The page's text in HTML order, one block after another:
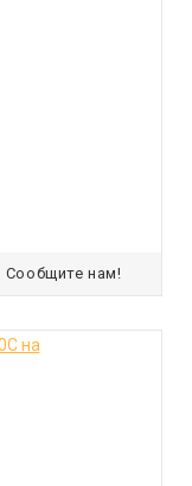
Сообщите нам!